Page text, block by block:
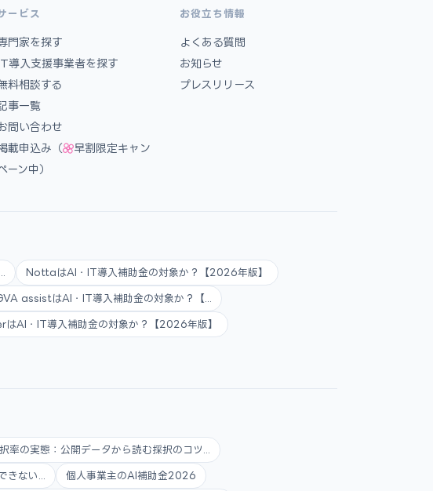
ービス
門家を探す
導入支援事業者を探す
料相談する
事一覧
問い合わせ
載申込み（
早割限定キャン
ーン中）
お役立ち情報
よくある質問
お知らせ
プレスリリース
NottaはAI・IT導入補助金の対象か？【2026年版】
assistはAI・IT導入補助金の対象か？【...
はAI・IT導入補助金の対象か？【2026年版】
率の実態：公開データから読む採択のコツ...
きない... 個人事業主のAI補助金2026